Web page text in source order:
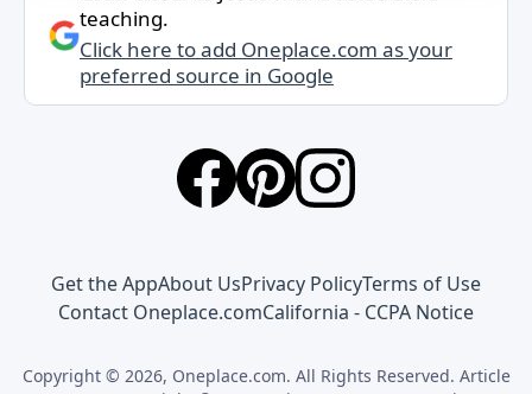
teaching.
Click here to add Oneplace.com as your
preferred source in Google
Get the AppAbout UsPrivacy PolicyTerms of Use
Contact Oneplace.comCalifornia - CCPA Notice
Copyright © 2026, Oneplace.com. All Rights Reserved. Article